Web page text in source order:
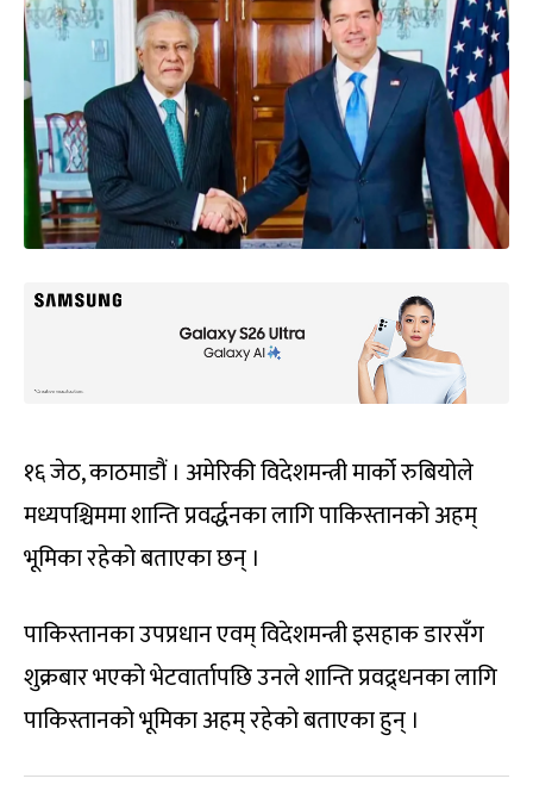
१६ जेठ, काठमाडौं । अमेरिकी विदेशमन्त्री मार्को रुबियोले
मध्यपश्चिममा शान्ति प्रवर्द्धनका लागि पाकिस्तानको अहम्
भूमिका रहेको बताएका छन् ।
पाकिस्तानका उपप्रधान एवम् विदेशमन्त्री इसहाक डारसँग
शुक्रबार भएको भेटवार्तापछि उनले शान्ति प्रवद्र्धनका लागि
पाकिस्तानको भूमिका अहम् रहेको बताएका हुन् ।